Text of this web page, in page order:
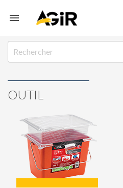

OUTIL